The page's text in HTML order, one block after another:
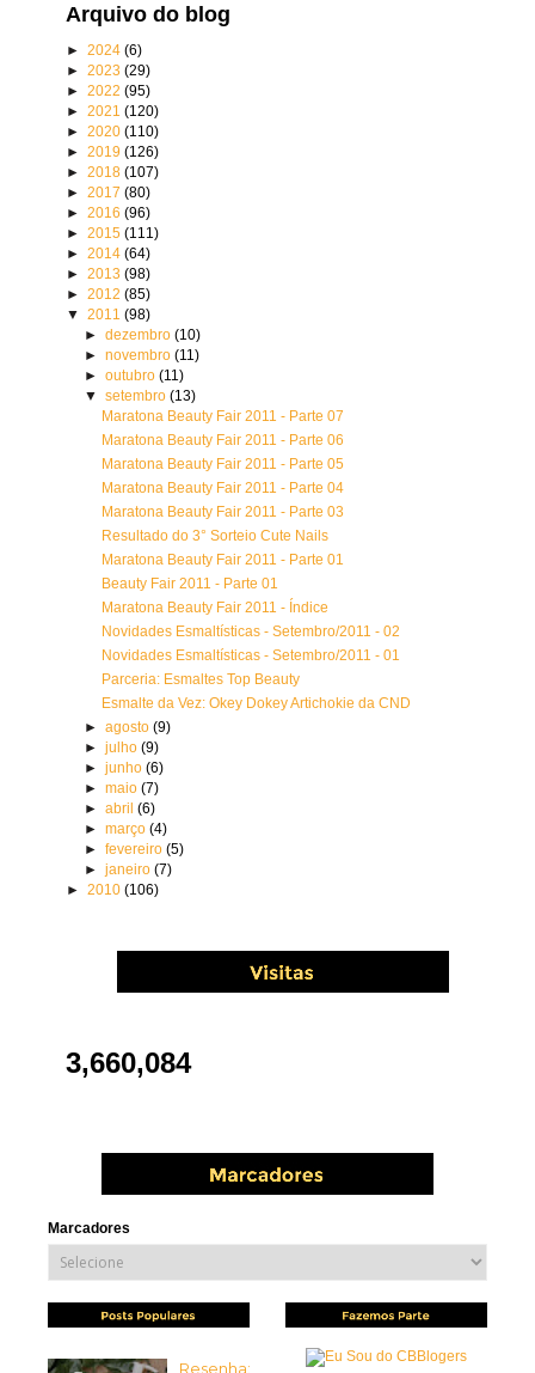
Arquivo do blog
►2024(6)
►2023(29)
►2022(95)
►2021(120)
►2020(110)
►2019(126)
►2018(107)
►2017(80)
►2016(96)
►2015(111)
►2014(64)
►2013(98)
►2012(85)
▼2011(98)
► dezembro (10)
► novembro (11)
► outubro (11)
▼ setembro (13)
Maratona Beauty Fair 2011 - Parte 07
Maratona Beauty Fair 2011 - Parte 06
Maratona Beauty Fair 2011 - Parte 05
Maratona Beauty Fair 2011 - Parte 04
Maratona Beauty Fair 2011 - Parte 03
Resultado do 3° Sorteio Cute Nails
Maratona Beauty Fair 2011 - Parte 01
Beauty Fair 2011 - Parte 01
Maratona Beauty Fair 2011 - Índice
Novidades Esmaltísticas - Setembro/2011 - 02
Novidades Esmaltísticas - Setembro/2011 - 01
Parceria: Esmaltes Top Beauty
Esmalte da Vez: Okey Dokey Artichokie da CND
► agosto (9)
► julho (9)
► junho (6)
► maio (7)
► abril (6)
► março (4)
► fevereiro (5)
► janeiro (7)
►2010(106)
3,660,084
Marcadores
Resenha: